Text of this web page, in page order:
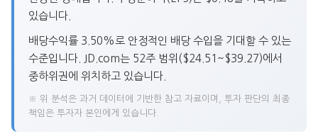
있습니다.
배당수익률 3.50%로 안정적인 배당 수입을 기대할 수 있는
수준입니다. JD.com는 52주 범위($24.51~$39.27)에서
중하위권에 위치하고 있습니다.
※ 위 분석은 과거 데이터에 기반한 참고 자료이며, 투자 판단의 최종
책임은 투자자 본인에게 있습니다.